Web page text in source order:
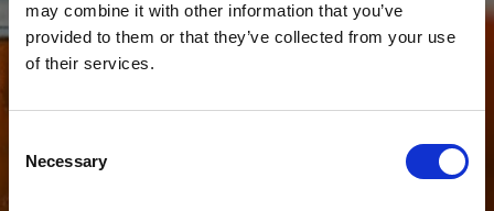
may combine it with other information that you’ve
provided to them or that they’ve collected from your use
of their services.
Selection
Necessary
“"Esker a fourni un service et un support
incroyables. Nous sommes complètement
patience et de la rapidité des réponses des